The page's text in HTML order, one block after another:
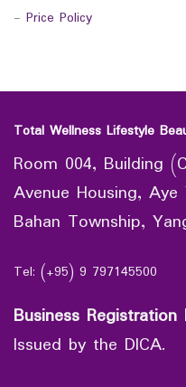
- Price Policy
Total Wellness Lifestyle
Room 004, Building
Avenue Housing,
Bahan Township,
Tel: (+95) 9 797145500
Business Registration
Issued by the DICA.